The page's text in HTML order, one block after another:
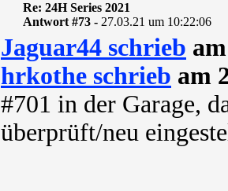
Re: 24H Series 2021
Antwort #73 - 27.03.21 um 10:22:06
Jaguar44 schrieb
hrkothe schrieb am
#701 in der Garage,
überprüft/neu